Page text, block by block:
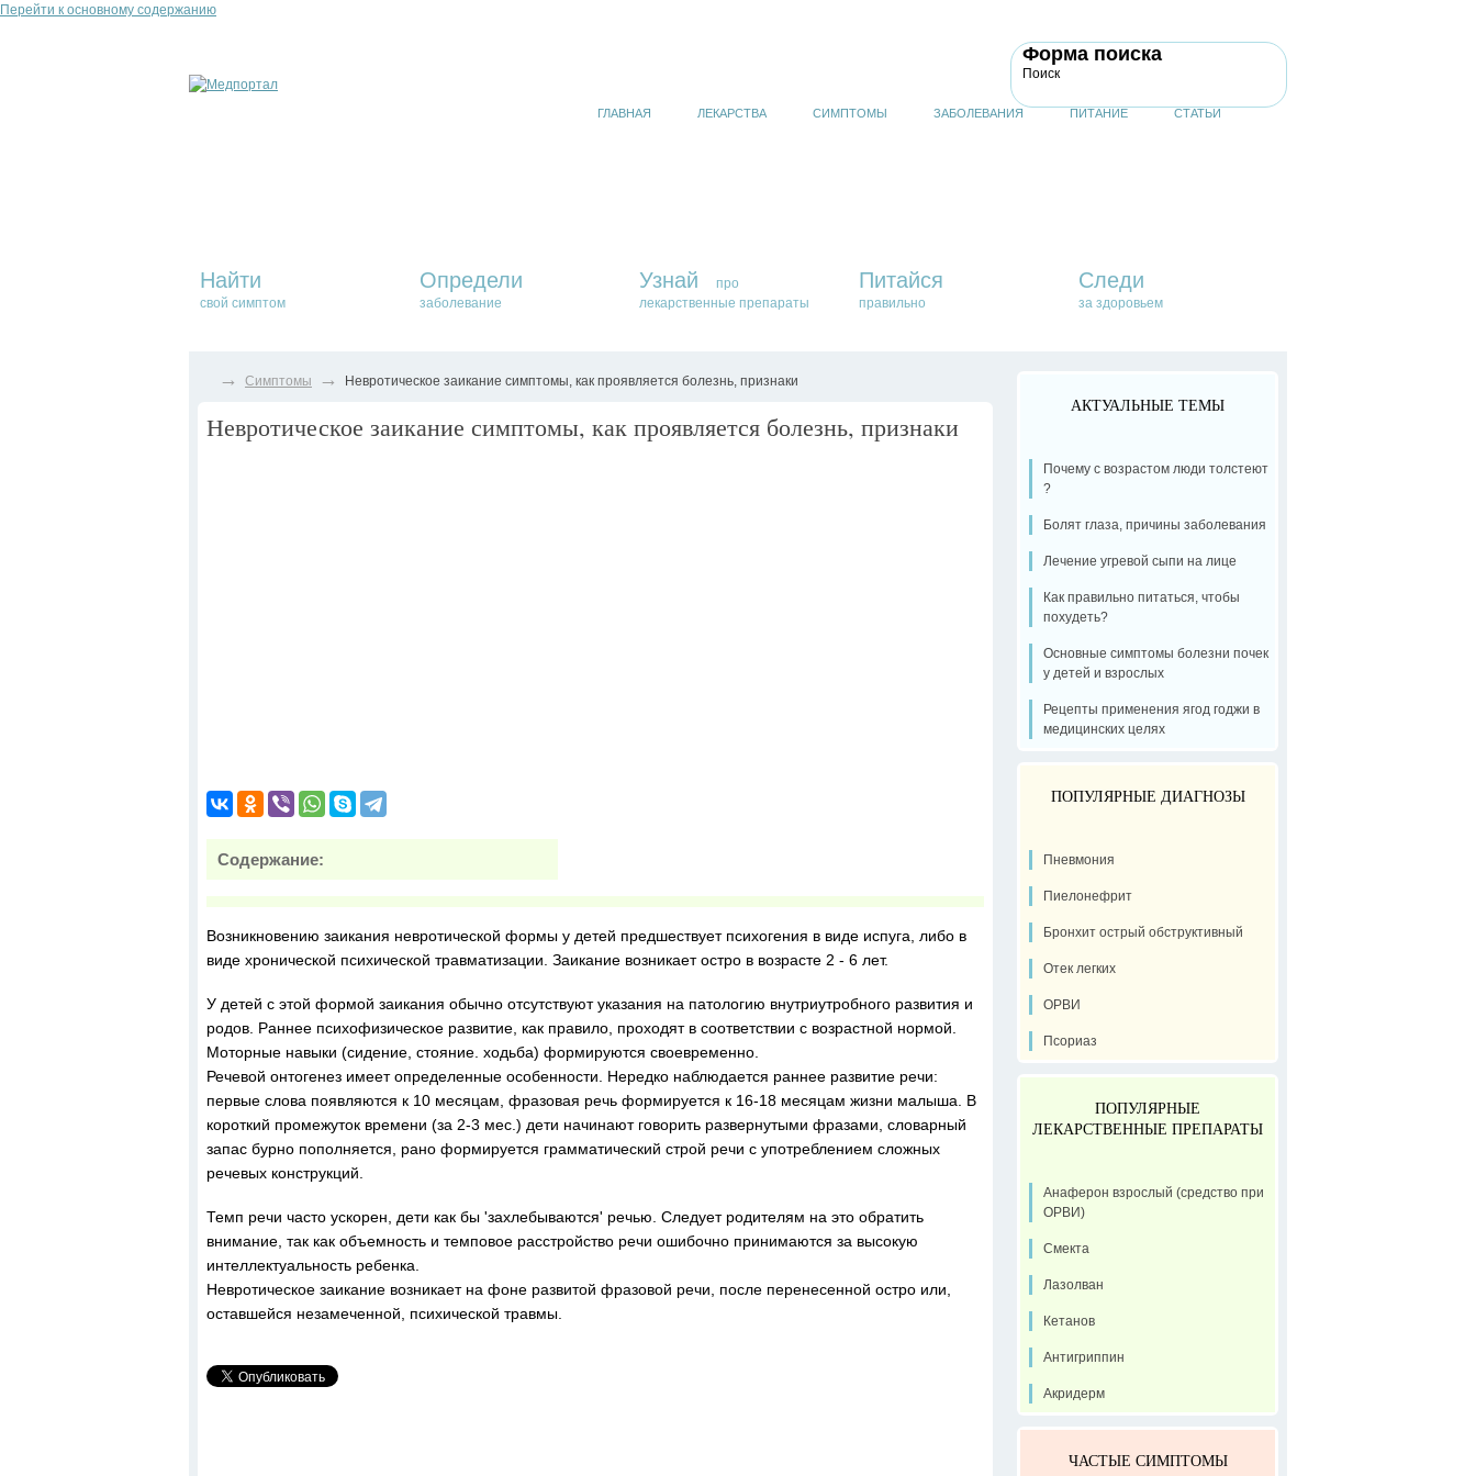
Перейти к основному содержанию
Форма поиска
Поиск
ГЛАВНАЯ ЛЕКАРСТВА СИМПТОМЫ ЗАБОЛЕВАНИЯ ПИТАНИЕ СТАТЬИ
Найти
свой симптом
Определи
заболевание
Узнай
про
лекарственные препараты
Питайся
правильно
Следи
за здоровьем
→ Симптомы → Невротическое заикание симптомы, как проявляется болезнь, признаки
Невротическое заикание симптомы, как проявляется болезнь, признаки
Содержание:
Возникновению заикания невротической формы у детей предшествует психогения в виде испуга, либо в
виде хронической психической травматизации. Заикание возникает остро в возрасте 2 - 6 лет.
У детей с этой формой заикания обычно отсутствуют указания на патологию внутриутробного развития и
родов. Раннее психофизическое развитие, как правило, проходят в соответствии с возрастной нормой.
Моторные навыки (сидение, стояние. ходьба) формируются своевременно.
Речевой онтогенез имеет определенные особенности. Нередко наблюдается раннее развитие речи:
первые слова появляются к 10 месяцам, фразовая речь формируется к 16-18 месяцам жизни малыша. В
короткий промежуток времени (за 2-3 мес.) дети начинают говорить развернутыми фразами, словарный
запас бурно пополняется, рано формируется грамматический строй речи с употреблением сложных
речевых конструкций.
Темп речи часто ускорен, дети как бы 'захлебываются' речью. Следует родителям на это обратить
внимание, так как объемность и темповое расстройство речи ошибочно принимаются за высокую
интеллектуальность ребенка.
Невротическое заикание возникает на фоне развитой фразовой речи, после перенесенной остро или,
оставшейся незамеченной, психической травмы.
АКТУАЛЬНЫЕ ТЕМЫ
Почему с возрастом люди толстеют
?
Болят глаза, причины заболевания
Лечение угревой сыпи на лице
Как правильно питаться, чтобы
похудеть?
Основные симптомы болезни почек
у детей и взрослых
Рецепты применения ягод годжи в
медицинских целях
ПОПУЛЯРНЫЕ ДИАГНОЗЫ
Пневмония
Пиелонефрит
Бронхит острый обструктивный
Отек легких
ОРВИ
Псориаз
ПОПУЛЯРНЫЕ
ЛЕКАРСТВЕННЫЕ ПРЕПАРАТЫ
Анаферон взрослый (средство при
ОРВИ)
Смекта
Лазолван
Кетанов
Антигриппин
Акридерм
ЧАСТЫЕ СИМПТОМЫ